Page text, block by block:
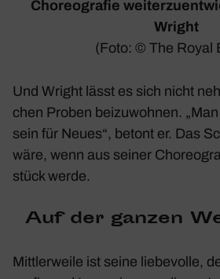
Choreo­grafie
Wright
(Foto: © The Royal
Und Wright lässt es sich nicht
chen Proben beizu­wohnen.
sein für Neues“, betont er. Das
wäre, wenn aus seiner
stück werde.
Auf der ganzen
Mitt­ler­weile ist seine liebe­volle,